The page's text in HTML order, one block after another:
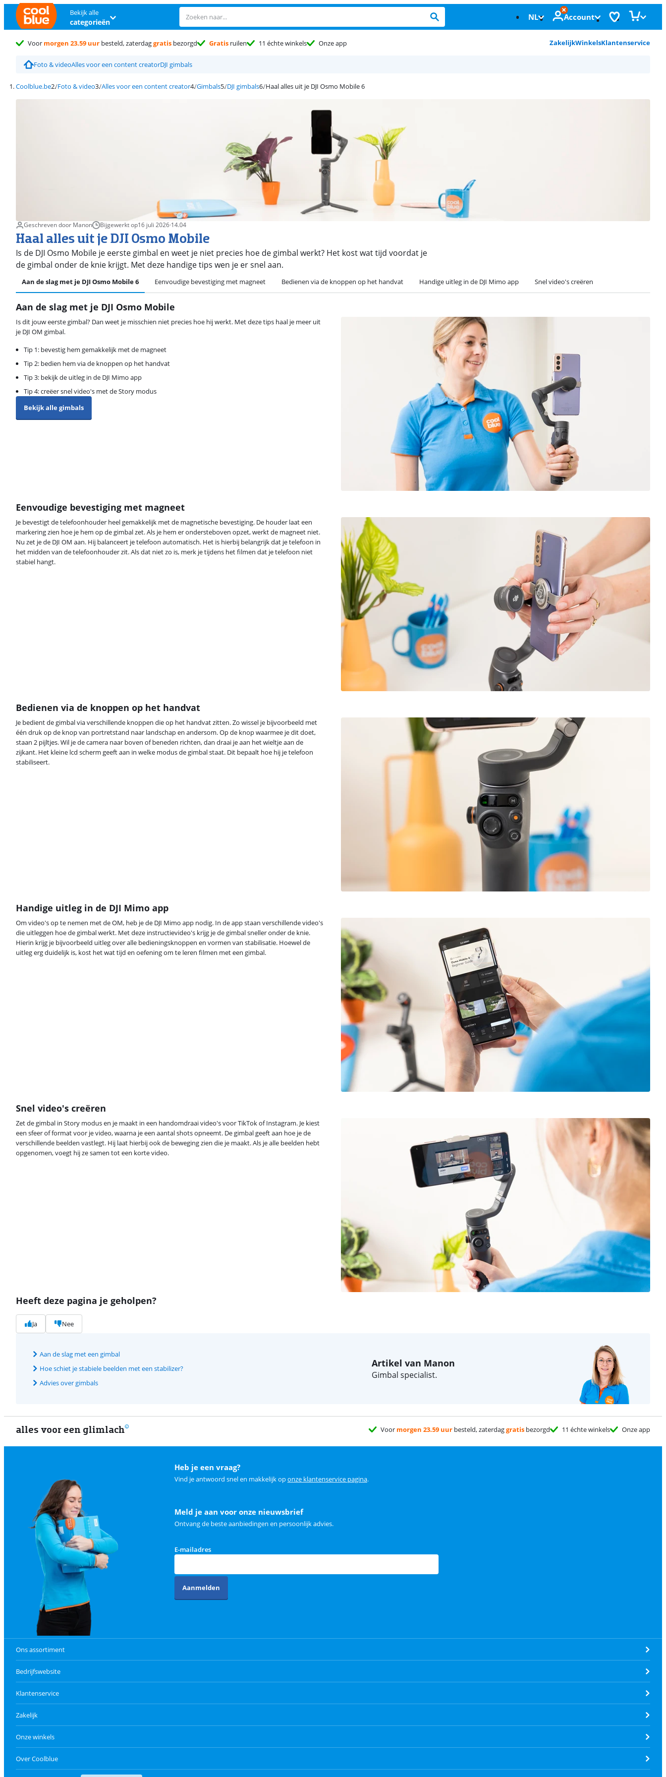
Bekijk alle
categorieën NL Account
Voor morgen 23.59 uur besteld, zaterdaggratis bezorgd Gratis ruilen 11 échte winkels Onze app ZakelijkWinkelsKlantenservice
Foto & videoAlles voor een content creatorDJI gimbals
Coolblue.be Foto & video Alles voor een content creator Gimbals DJI gimbals Haal alles uit je DJI Osmo Mobile 6
Geschreven door Manon Bijgewerkt op16 juli 2026·14.04
Haal alles uit je DJI Osmo Mobile
Is de DJI Osmo Mobile je eerste gimbal en weet je niet precies hoe de gimbal werkt? Het kost wat tijd voordat je
de gimbal onder de knie krijgt. Met deze handige tips wen je er snel aan.
Aan de slag met je DJI Osmo Mobile 6 Eenvoudige bevestiging met magneet Bedienen via de knoppen op het handvat Handige uitleg in de DJI Mimo app Snel video's creëren
Aan de slag met je DJI Osmo Mobile
Is dit jouw eerste gimbal? Dan weet je misschien niet precies hoe hij werkt. Met deze tips haal je meer uit
je DJI OM gimbal.
Tip 1: bevestig hem gemakkelijk met de magneet
Tip 2: bedien hem via de knoppen op het handvat
Tip 3: bekijk de uitleg in de DJI Mimo app
Tip 4: creëer snel video's met de Story modus
Bekijk alle gimbals
Eenvoudige bevestiging met magneet
Je bevestigt de telefoonhouder heel gemakkelijk met de magnetische bevestiging. De houder laat een
markering zien hoe je hem op de gimbal zet. Als je hem er ondersteboven opzet, werkt de magneet niet.
Nu zet je de DJI OM aan. Hij balanceert je telefoon automatisch. Het is hierbij belangrijk dat je telefoon in
het midden van de telefoonhouder zit. Als dat niet zo is, merk je tijdens het filmen dat je telefoon niet
stabiel hangt.
Bedienen via de knoppen op het handvat
Je bedient de gimbal via verschillende knoppen die op het handvat zitten. Zo wissel je bijvoorbeeld met
één druk op de knop van portretstand naar landschap en andersom. Op de knop waarmee je dit doet,
staan 2 pijltjes. Wil je de camera naar boven of beneden richten, dan draai je aan het wieltje aan de
zijkant. Het kleine lcd scherm geeft aan in welke modus de gimbal staat. Dit bepaalt hoe hij je telefoon
stabiliseert.
Handige uitleg in de DJI Mimo app
Om video's op te nemen met de OM, heb je de DJI Mimo app nodig. In de app staan verschillende video's
die uitleggen hoe de gimbal werkt. Met deze instructievideo's krijg je de gimbal sneller onder de knie.
Hierin krijg je bijvoorbeeld uitleg over alle bedieningsknoppen en vormen van stabilisatie. Hoewel de
uitleg erg duidelijk is, kost het wat tijd en oefening om te leren filmen met een gimbal.
Snel video's creëren
Zet de gimbal in Story modus en je maakt in een handomdraai video's voor TikTok of Instagram. Je kiest
een sfeer of format voor je video, waarna je een aantal shots opneemt. De gimbal geeft aan hoe je de
verschillende beelden vastlegt. Hij laat hierbij ook de beweging zien die je maakt. Als je alle beelden hebt
opgenomen, voegt hij ze samen tot een korte video.
Heeft deze pagina je geholpen?
Ja Nee
Aan de slag met een gimbal
Hoe schiet je stabiele beelden met een stabilizer?
Advies over gimbals
Artikel van Manon
Gimbal specialist.
alles voor een glimlach Voor morgen 23.59 uur besteld, zaterdaggratis bezorgd 11 échte winkels Onze app
Heb je een vraag?
Vind je antwoord snel en makkelijk oponze klantenservice pagina.
Meld je aan voor onze nieuwsbrief
Ontvang de beste aanbiedingen en persoonlijk advies.
E-mailadres
Aanmelden
Ons assortiment
Bedrijfswebsite
Klantenservice
Zakelijk
Onze winkels
Over Coolblue